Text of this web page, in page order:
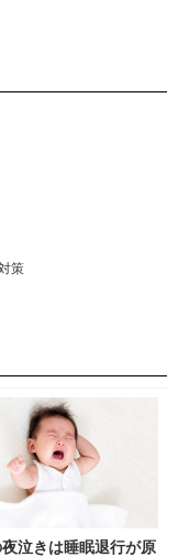
策
泣きは睡眠退行が原